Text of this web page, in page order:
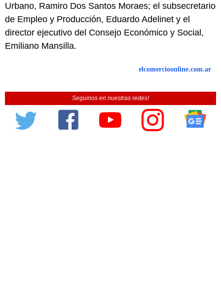
Urbano, Ramiro Dos Santos Moraes; el subsecretario
de Empleo y Producción, Eduardo Adelinet y el
director ejecutivo del Consejo Económico y Social,
Emiliano Mansilla.
elcomercioonline.com.ar
Seguinos en nuestras redes!